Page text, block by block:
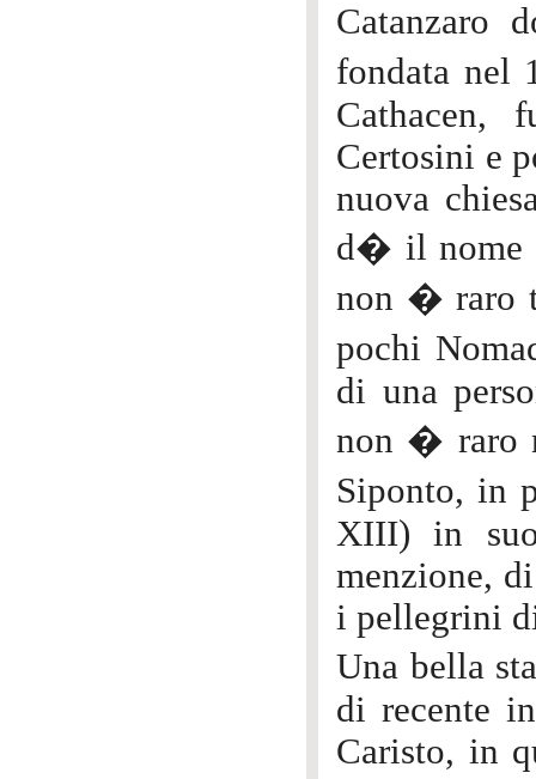
Catanzaro
fondata nel
Cathacen,
Certosini e
nuova
d� il nome
non � raro
pochi
di una
non � raro
Siponto, in
XIII) in
menzione,
i pellegrini
Una bella
di recente
Caristo, in